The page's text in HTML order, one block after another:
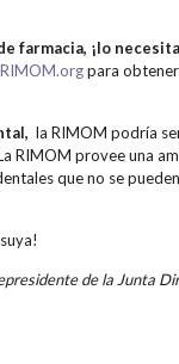
farmacia, ¡lo
para
la RIMOM podría
RIMOM provee una
que no se
de la Junta